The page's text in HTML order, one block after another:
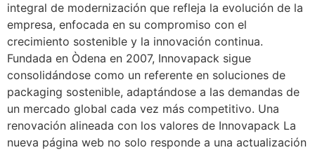
integral de modernización que refleja la evolución de la
empresa, enfocada en su compromiso con el
crecimiento sostenible y la innovación continua.
Fundada en Òdena en 2007, Innovapack sigue
consolidándose como un referente en soluciones de
packaging sostenible, adaptándose a las demandas de
un mercado global cada vez más competitivo. Una
renovación alineada con los valores de Innovapack La
nueva página web no solo responde a una actualización